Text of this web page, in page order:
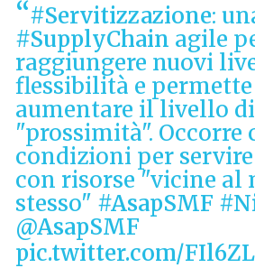
#Servitizzazione:
#SupplyChain agile
raggiungere nuovi
flessibilità e
aumentare il livello di
"prossimità". Occorre
condizioni per
con risorse "vicine al
stesso" #AsapSMF
@AsapSMF
pic.twitter.com/